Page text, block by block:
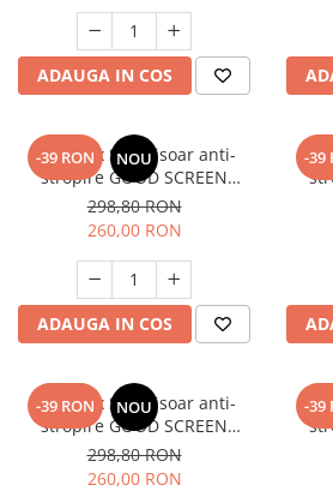
ADAUGA IN COS
-39 RON NOU
SET: 12 x Sita pisoar anti-
stropire GOOD SCREEN
PROScent 60+, Fresh Breeze
298,80 RON
260,00 RON
ADAUGA IN COS
-39
-39 RON NOU
SET: 12 x Sita pisoar anti-
stropire GOOD SCREEN
PROScent 60+, Pine Fresh
298,80 RON
260,00 RON
-39